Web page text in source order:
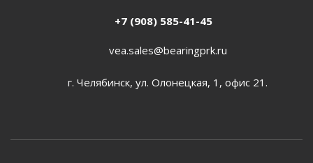
+7 (908) 585-41-45
vea.sales@bearingprk.ru
г. Челябинск, ул. Олонецкая, 1, офис 21.